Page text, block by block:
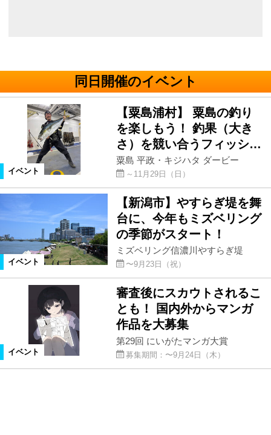
同日開催のイベント
イベント
【粟島浦村】 粟島の釣り
を楽しもう！ 釣果（大き
さ）を競い合うフィッシ…
粟島 平政・キジハタ ダービー
～11月29日（日）
イベント
【新潟市】やすらぎ堤を舞
台に、今年もミズベリング
の季節がスタート！
ミズベリング信濃川やすらぎ堤
〜9月23日（祝）
イベント
審査後にスカウトされるこ
とも！ 国内外からマンガ
作品を大募集
第29回 にいがたマンガ大賞
募集期間：〜9月24日（木）